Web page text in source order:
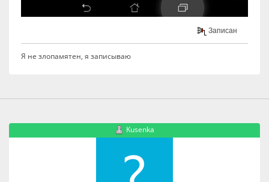
Записан
Я не злопамятен, я записываю
Kusenka